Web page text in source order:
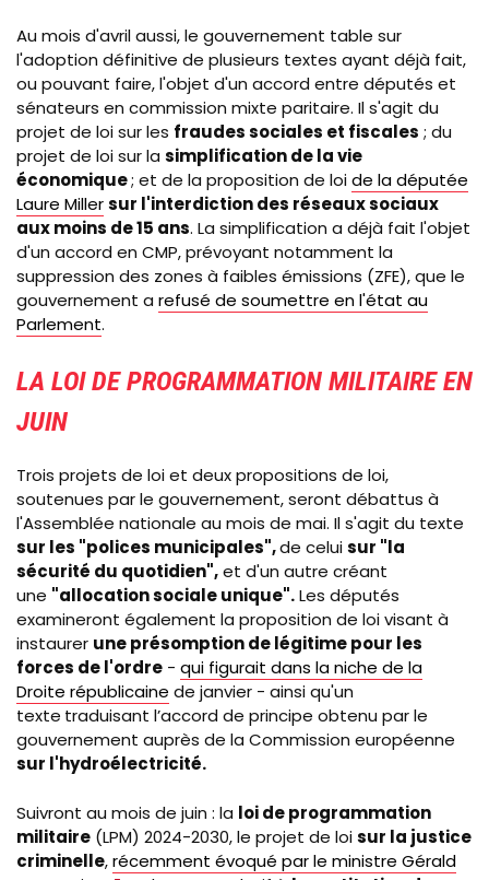
Au mois d'avril aussi, le gouvernement table sur
l'adoption définitive de plusieurs textes ayant déjà fait,
ou pouvant faire, l'objet d'un accord entre députés et
sénateurs en commission mixte paritaire. Il s'agit du
projet de loi sur les fraudes sociales et fiscales ; du
projet de loi sur la simplification de la vie
économique; et de la proposition de loide la députée
Laure Millersur l'interdiction des réseaux sociaux
aux moins de 15 ans. La simplification a déjà fait l'objet
d'un accord en CMP, prévoyant notamment la
suppression des zones à faibles émissions (ZFE), que le
gouvernement a refusé de soumettre en l'état au
Parlement.
LA LOI DE PROGRAMMATION MILITAIRE EN
JUIN
Trois projets de loi et deux propositions de loi,
soutenues par le gouvernement, seront débattus à
l'Assemblée nationale au mois de mai. Il s'agit du texte
sur les "polices municipales",de celuisur "la
sécurité du quotidien",et d'un autre créant
une "allocation sociale unique".Les députés
examineront également la proposition de loi visant à
instaurer une présomption de légitime pour les
forces de l'ordre - qui figurait dans la niche de la
Droite républicaine de janvier - ainsi qu'un
texte traduisant l’accord de principe obtenu par le
gouvernement auprès de la Commission européenne
sur l'hydroélectricité.
Suivront au mois de juin : la loi de programmation
militaire (LPM) 2024-2030, le projet de loisur la justice
criminelle,récemment évoqué par le ministre Gérald